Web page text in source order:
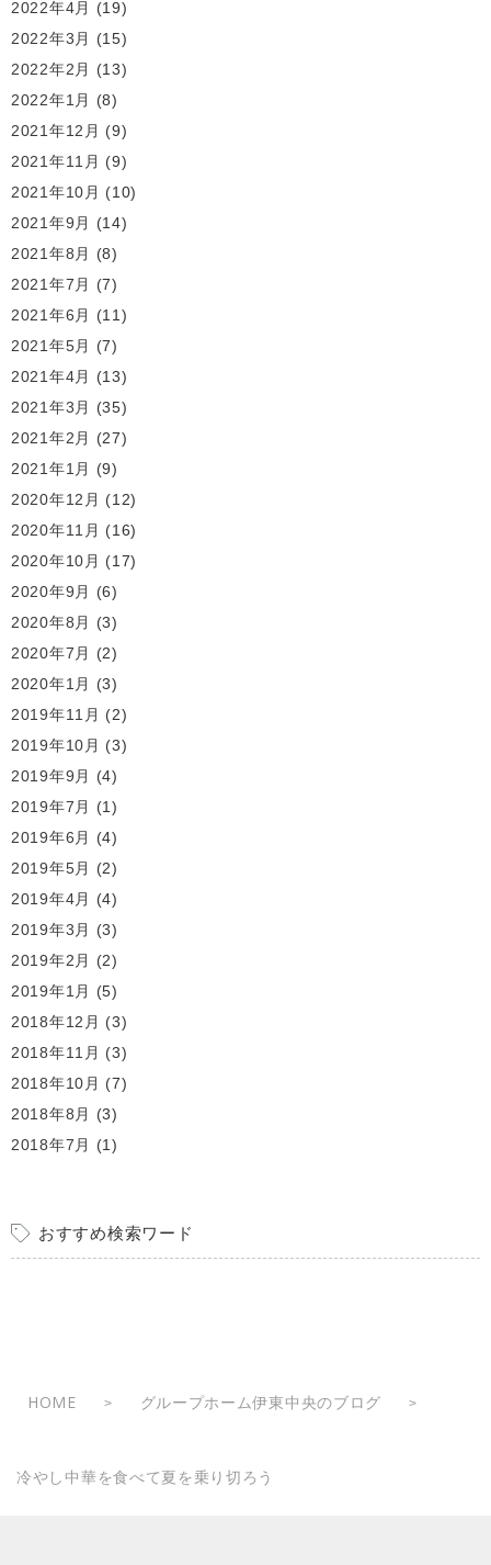
2022年4月
(19)
2022年3月
(15)
2022年2月
(13)
2022年1月
(8)
2021年12月 (9)
2021年11月 (9)
2021年10月 (10)
2021年9月
(14)
2021年8月
(8)
2021年7月
(7)
2021年6月
(11)
2021年5月
(7)
2021年4月
(13)
2021年3月
(35)
2021年2月
(27)
2021年1月
(9)
2020年12月 (12)
2020年11月 (16)
2020年10月 (17)
2020年9月
(6)
2020年8月
(3)
2020年7月
(2)
2020年1月
(3)
2019年11月 (2)
2019年10月 (3)
2019年9月
(4)
2019年7月
(1)
2019年6月
(4)
2019年5月
(2)
2019年4月
(4)
2019年3月
(3)
2019年2月
(2)
2019年1月
(5)
2018年12月 (3)
2018年11月 (3)
2018年10月 (7)
2018年8月
(3)
2018年7月
(1)
おすすめ検索ワード
HOME > グループホーム伊東中央のブログ >
冷やし中華を食べて夏を乗り切ろう